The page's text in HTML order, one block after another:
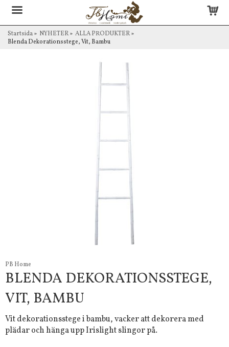
Startsida» NYHETER» ALLA PRODUKTER»
Blenda Dekorationsstege, Vit, Bambu
PB Home
BLENDA DEKORATIONSSTEGE,
VIT, BAMBU
Vit dekorationsstege i bambu, vacker att dekorera med
plädar och hänga upp Irislight slingor på.